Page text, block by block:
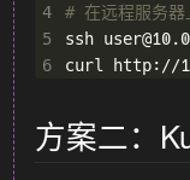
4
# 在远程服务器
5
6
方案二：